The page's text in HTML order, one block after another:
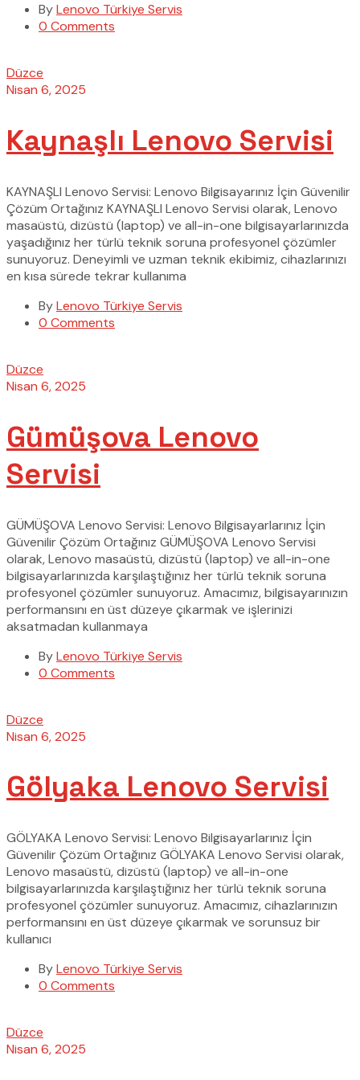
ByLenovo Türkiye Servis
0 Comments
Düzce
Nisan 6, 2025
Kaynaşlı Lenovo Servisi
KAYNAŞLI Lenovo Servisi: Lenovo Bilgisayarınız İçin Güvenilir
Çözüm Ortağınız KAYNAŞLI Lenovo Servisi olarak, Lenovo
masaüstü, dizüstü (laptop) ve all-in-one bilgisayarlarınızda
yaşadığınız her türlü teknik soruna profesyonel çözümler
sunuyoruz. Deneyimli ve uzman teknik ekibimiz, cihazlarınızı
en kısa sürede tekrar kullanıma
ByLenovo Türkiye Servis
0 Comments
Düzce
Nisan 6, 2025
Gümüşova Lenovo
Servisi
GÜMÜŞOVA Lenovo Servisi: Lenovo Bilgisayarlarınız İçin
Güvenilir Çözüm Ortağınız GÜMÜŞOVA Lenovo Servisi
olarak, Lenovo masaüstü, dizüstü (laptop) ve all-in-one
bilgisayarlarınızda karşılaştığınız her türlü teknik soruna
profesyonel çözümler sunuyoruz. Amacımız, bilgisayarınızın
performansını en üst düzeye çıkarmak ve işlerinizi
aksatmadan kullanmaya
ByLenovo Türkiye Servis
0 Comments
Düzce
Nisan 6, 2025
Gölyaka Lenovo Servisi
GÖLYAKA Lenovo Servisi: Lenovo Bilgisayarlarınız İçin
Güvenilir Çözüm Ortağınız GÖLYAKA Lenovo Servisi olarak,
Lenovo masaüstü, dizüstü (laptop) ve all-in-one
bilgisayarlarınızda karşılaştığınız her türlü teknik soruna
profesyonel çözümler sunuyoruz. Amacımız, cihazlarınızın
performansını en üst düzeye çıkarmak ve sorunsuz bir
kullanıcı
ByLenovo Türkiye Servis
0 Comments
Düzce
Nisan 6, 2025